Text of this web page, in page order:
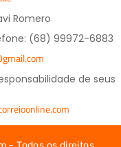
Romero
(68) 99972-6883
de seus